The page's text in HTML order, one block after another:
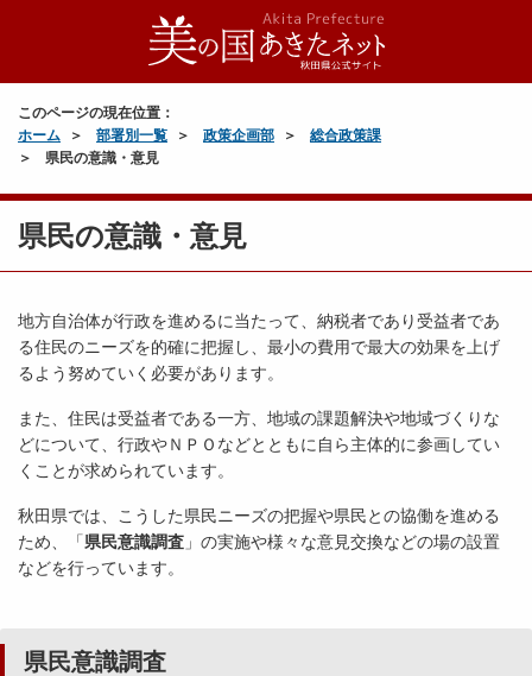
このページの現在位置：
ホーム
部署別一覧 政策企画部
総合政策課
県民の意識・意見
県民の意識・意見
地方自治体が行政を進めるに当たって、納税者であり受益者であ
る住民のニーズを的確に把握し、最小の費用で最大の効果を上げ
るよう努めていく必要があります。
また、住民は受益者である一方、地域の課題解決や地域づくりな
どについて、行政やＮＰＯなどとともに自ら主体的に参画してい
くことが求められています。
秋田県では、こうした県民ニーズの把握や県民との協働を進める
ため、「県民意識調査 」の実施や様々な意見交換などの場の設置
などを行っています。
県民意識調査